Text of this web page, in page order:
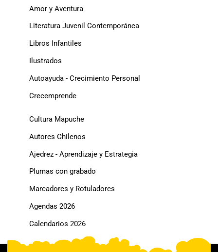
Amor y Aventura
Literatura Juvenil Contemporánea
Libros Infantiles
Ilustrados
Autoayuda - Crecimiento Personal
Crecemprende
Cultura Mapuche
Autores Chilenos
Ajedrez - Aprendizaje y Estrategia
Plumas con grabado
Marcadores y Rotuladores
Agendas 2026
Calendarios 2026